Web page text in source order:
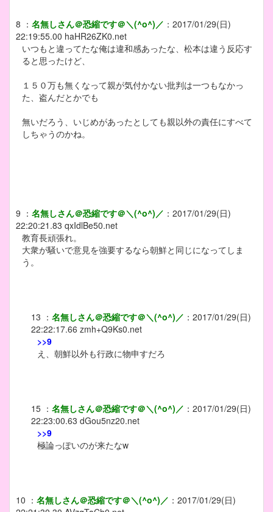
8 ： 名無しさん＠恐縮です＠＼(^o^)／ ： 2017/01/29(日)
22:19:55.00 haHR26ZK0.net
いつもと違ってたな俺は違和感あったな、松本は違う反応す
ると思ったけど、
１５０万も無くなって親が気付かない批判は一つもなかっ
た、盗んだとかでも
無いだろう、いじめがあったとしても親以外の責任にすべて
しちゃうのかね。
9 ： 名無しさん＠恐縮です＠＼(^o^)／ ： 2017/01/29(日)
22:20:21.83 qxIdlBe50.net
教育長頑張れ。
大衆が騒いで意見を強要するなら朝鮮と同じになってしま
う。
13 ： 名無しさん＠恐縮です＠＼(^o^)／ ： 2017/01/29(日)
22:22:17.66 zmh+Q9Ks0.net
>>9
え、朝鮮以外も行政に物申すだろ
15 ： 名無しさん＠恐縮です＠＼(^o^)／ ： 2017/01/29(日)
22:23:00.63 dGou5nz20.net
>>9
極論っぽいのが来たなw
10 ： 名無しさん＠恐縮です＠＼(^o^)／ ： 2017/01/29(日)